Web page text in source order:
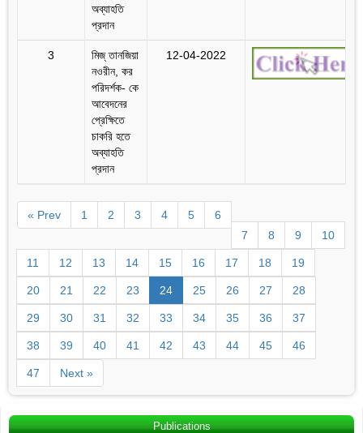
অব্যাহতি
প্রদান
3
মিজ্‌ তানজিয়া
নওরীন, কর
পরিদর্শক- কে
আবেদনের
প্রেক্ষিতে
চাকরি হতে
অব্যাহতি
প্রদান
12-04-2022
« Prev 1 2 3 4 5
6
7
8 9 10
11 12 13 14 15 16 17 18 19
20 21 22 23 24 25 26 27 28
29 30 31 32 33 34 35 36 37
38 39 40 41 42 43 44 45 46
47 Next »
Publications